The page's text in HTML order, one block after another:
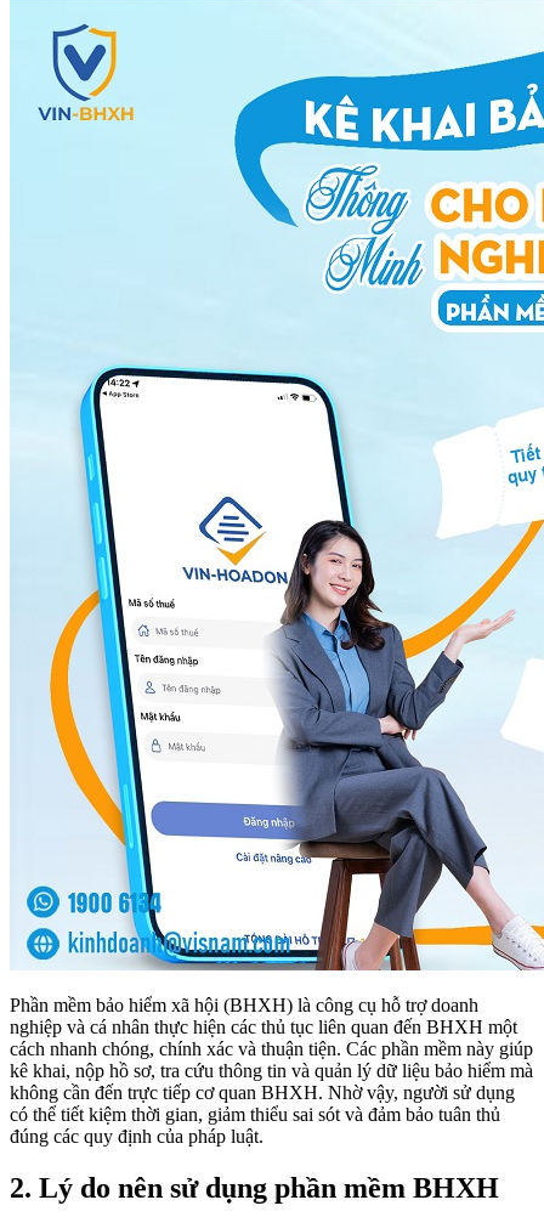
Phần mềm bảo hiểm xã hội (BHXH) là công cụ hỗ trợ doanh
nghiệp và cá nhân thực hiện các thủ tục liên quan đến BHXH một
cách nhanh chóng, chính xác và thuận tiện. Các phần mềm này giúp
kê khai, nộp hồ sơ, tra cứu thông tin và quản lý dữ liệu bảo hiểm mà
không cần đến trực tiếp cơ quan BHXH. Nhờ vậy, người sử dụng
có thể tiết kiệm thời gian, giảm thiểu sai sót và đảm bảo tuân thủ
đúng các quy định của pháp luật.
2. Lý do nên sử dụng phần mềm BHXH